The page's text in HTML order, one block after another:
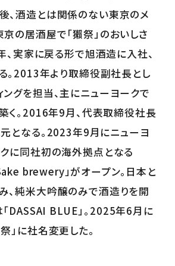
、酒造とは関係のない東京のメ
の居酒屋で「獺祭」のおいしさ
、実家に戻る形で旭酒造に入社、
。2013年より取締役副社長とし
グを担当、主にニューヨークで
く。2016年9月、代表取締役社長
となる。2023年9月にニューヨ
クに同社初の海外拠点となる
brewery」がオープン。日本と
、純米大吟醸のみで酒造りを開
DASSAI BLUE」。2025年6月に
」に社名変更した。